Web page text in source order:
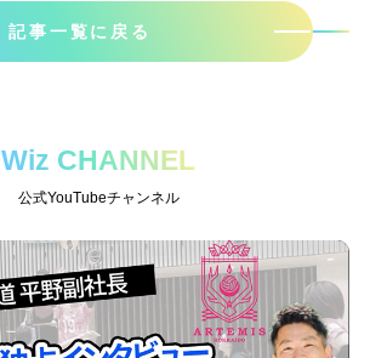
記事一覧に戻る
Wiz CHANNEL
公式YouTubeチャンネル